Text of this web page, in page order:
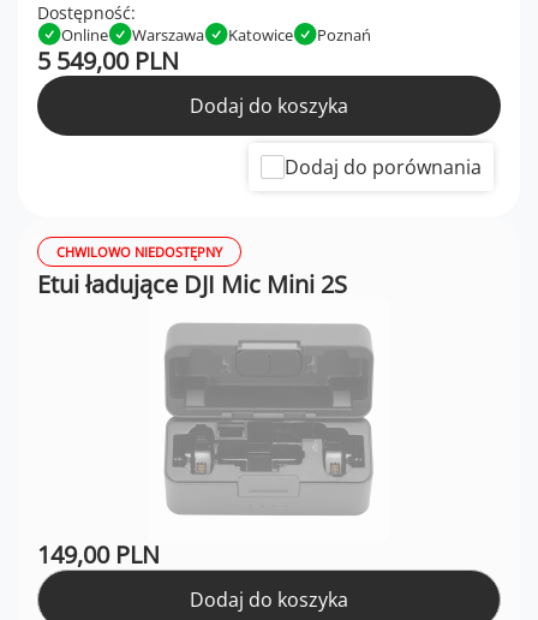
Dostępność:
Online Warszawa Katowice Poznań
5 549,00 PLN
Dodaj do koszyka
Dodaj do porównania
CHWILOWO NIEDOSTĘPNY
Etui ładujące DJI Mic Mini 2S
149,00 PLN
Dodaj do koszyka